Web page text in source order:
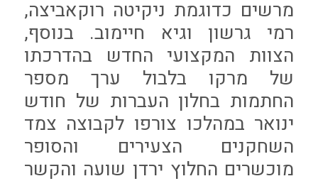
מרשים כדוגמת ניקיטה רוקאביצה,
רמי גרשון וגיא חיימוב. בנוסף,
הצוות המקצועי החדש בהדרכתו
של מרקו בלבול ערך מספר
החתמות בחלון העברות של חודש
ינואר במהלכו צורפו לקבוצה צמד
השחקנים הצעירים והסופר
מוכשרים החלוץ ירדן שועה והקשר